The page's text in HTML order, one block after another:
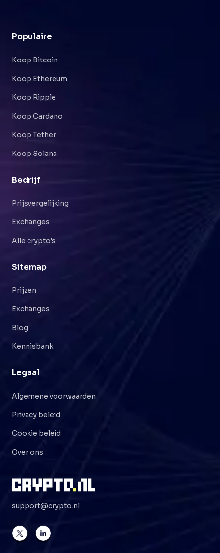
Populaire
Koop Bitcoin
Koop Ethereum
Koop Ripple
Koop Cardano
Koop Tether
Koop Solana
Bedrijf
Prijsvergelijking
Exchanges
Alle crypto's
Sitemap
Prijzen
Exchanges
Blog
Kennisbank
Legaal
Algemene voorwaarden
Privacy beleid
Cookie beleid
Over ons
support@crypto.nl